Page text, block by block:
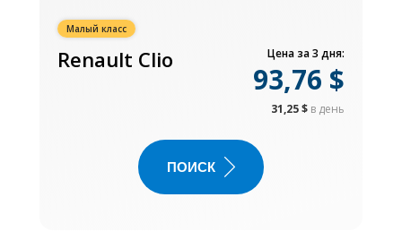
Малый класс
Renault Clio Цена за 3 дня:
93,76 $
31,25 $ в день
ПОИСК